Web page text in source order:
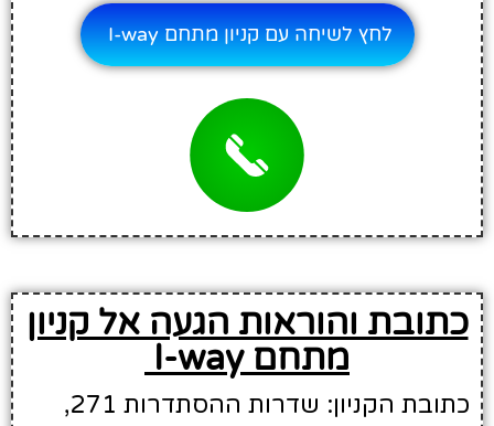
לחץ לשיחה עם קניון מתחם I-way
כתובת והוראות הגעה אל קניון
מתחם I-way
כתובת הקניון: ‎שדרות ההסתדרות 271‎,